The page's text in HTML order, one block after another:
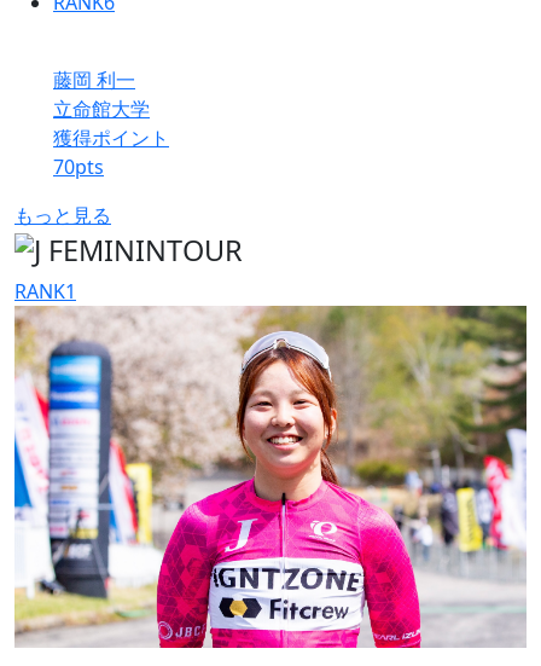
藤岡 利一
立命館大学
獲得ポイント
70pts
もっと見る
RANK1